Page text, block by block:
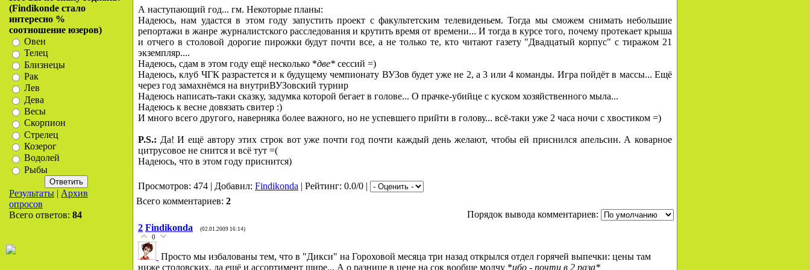
(Findikonde стало
интересно %
соотношение юзеров)
Овен
Телец
Близнецы
Рак
Лев
Дева
Весы
Скорпион
Стрелец
Козерог
Водолей
Рыбы
Результаты | Архив
опросов
Всего ответов: 84
А наступающий год... гм. Некоторые планы:
Надеюсь, нам удастся в этом году запустить проект с факультетским телевиденьем. Тогда мы сможем снимать небольшие
репортажи в жанре журналистского расследования и крутить время от времени... И тогда в курсе того, почему протекает крыша
и отчего в столовой дорогие пирожки будут почти все, а не только те, кто читают газету "Двадцатый корпус" с тиражом 21
экземпляр....
Надеюсь, сдам в этом году ещё несколько *две* сессий =)
Надеюсь, клуб ЧГК разрастется и к будущему чемпионату ВУЗов будет уже не 2, а 3 или 4 команды. Игра пойдёт в массы... Ещё
через год замахнёмся на внутриВУЗовский турнир
Надеюсь написать-таки сказку, задумка которой бегает в голове... О прачке-убийце с куском хозяйственного мыла...
Надеюсь к весне довязать свитер :)
И много всего другого, наверняка более важного, но не успевшего прийти в голову... всё-таки уже 2 часа ночи с хвостиком =)
P.S.: Да! И ещё автору этих строк вот уже почти год почти каждый день желают, чтобы ей приснился апельсин. А коварное
цитрусовое не снится и всё тут =(
Надеюсь, что в этом году приснится)
Просмотров: 474 | Добавил: Findikonda | Рейтинг: 0.0/0 |
Всего комментариев: 2
Порядок вывода комментариев:
2 Findikonda (02.01.2009 16:14)
0
Просто мы избалованы тем, что в "Дикси" на Гороховой месяца три назад открылся отдел горячей выпечки: цены там
ниже столовских, да ещё и ассортимент шире... А о разнице в цене на сок вообще молчу *ибо - почти в 2 раза*